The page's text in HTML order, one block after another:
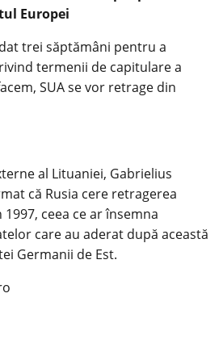
Europei
trei săptămâni pentru a
termenii de capitulare a
SUA se vor retrage din
al Lituaniei, Gabrielius
că Rusia cere retragerea
ceea ce ar însemna
care au aderat după această
Germanii de Est.